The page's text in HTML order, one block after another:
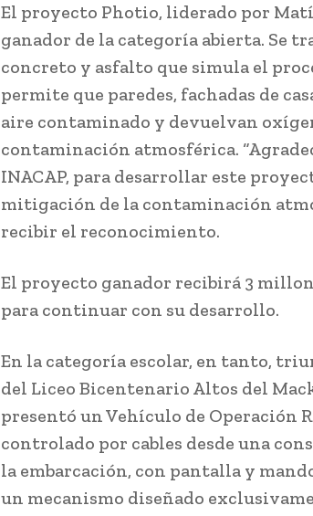
El proyecto Photio, liderado por
ganador de la categoría abierta. Se
concreto y asfalto que simula el
permite que paredes, fachadas de
aire contaminado y devuelvan
contaminación atmosférica.
INACAP, para desarrollar este
mitigación de la contaminación
recibir el reconocimiento.
El proyecto ganador recibirá 3
para continuar con su desarrollo.
En la categoría escolar, en tanto,
del Liceo Bicentenario Altos del
presentó un Vehículo de Operación
controlado por cables desde una
la embarcación, con pantalla y
un mecanismo diseñado